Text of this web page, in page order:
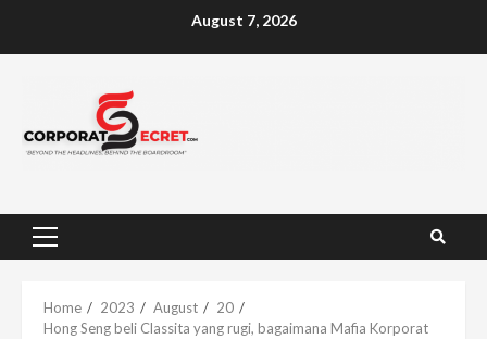
August 7, 2026
Primary
Home 2023 August
20
Hong Seng beli Classita yang rugi, bagaimana Mafia Korporat